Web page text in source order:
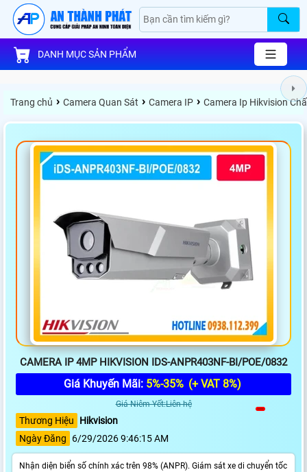
DANH MỤC SẢN PHẨM
Trang chủ › Camera Quan Sát › Camera IP › Camera Ip Hikvision
CAMERA IP 4MP HIKVISION IDS-ANPR403NF-BI/POE/0832
Giá Khuyến Mãi: 5%-35% (+ VAT 8%)
Giá Niêm Yết:Liên hệ
Thương Hiệu
Hikvision
Ngày Đăng
6/29/2026 9:46:15 AM
Nhận diện biển số chính xác trên 98% (ANPR). Giám sát xe di chuyển tốc